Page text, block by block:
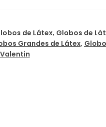
de Látex, Globos de
Grandes de Látex,